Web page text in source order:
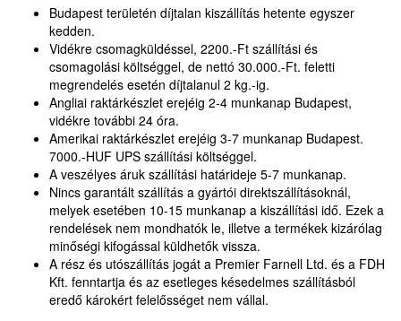
Budapest területén díjtalan kiszállítás hetente egyszer
kedden.
Vidékre csomagküldéssel, 2200.-Ft szállítási és
csomagolási költséggel, de nettó 30.000.-Ft. feletti
megrendelés esetén díjtalanul 2 kg.-ig.
Angliai raktárkészlet erejéig 2-4 munkanap Budapest,
vidékre további 24 óra.
Amerikai raktárkészlet erejéig 3-7 munkanap Budapest.
7000.-HUF UPS szállítási költséggel.
A veszélyes áruk szállítási határideje 5-7 munkanap.
Nincs garantált szállítás a gyártói direktszállításoknál,
melyek esetében 10-15 munkanap a kiszállítási idő. Ezek a
rendelések nem mondhatók le, illetve a termékek kizárólag
minőségi kifogással küldhetők vissza.
A rész és utószállítás jogát a Premier Farnell Ltd. és a FDH
Kft. fenntartja és az esetleges késedelmes szállításból
eredő károkért felelősséget nem vállal.